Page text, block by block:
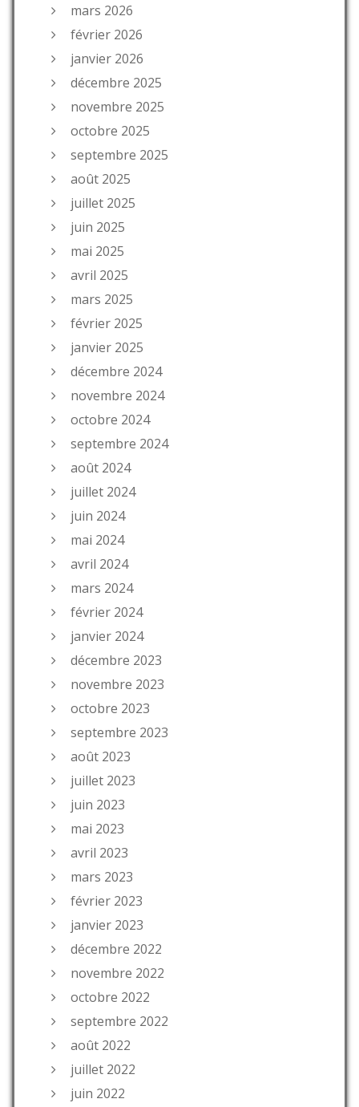
mars 2026
février 2026
janvier 2026
décembre 2025
novembre 2025
octobre 2025
septembre 2025
août 2025
juillet 2025
juin 2025
mai 2025
avril 2025
mars 2025
février 2025
janvier 2025
décembre 2024
novembre 2024
octobre 2024
septembre 2024
août 2024
juillet 2024
juin 2024
mai 2024
avril 2024
mars 2024
février 2024
janvier 2024
décembre 2023
novembre 2023
octobre 2023
septembre 2023
août 2023
juillet 2023
juin 2023
mai 2023
avril 2023
mars 2023
février 2023
janvier 2023
décembre 2022
novembre 2022
octobre 2022
septembre 2022
août 2022
juillet 2022
juin 2022